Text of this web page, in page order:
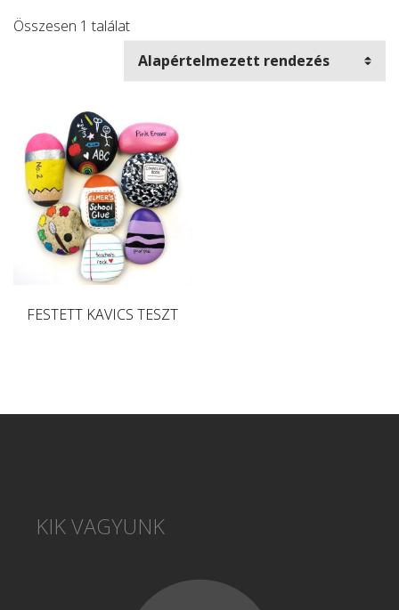
Összesen 1 találat
FESTETT KAVICS TESZT
KIK VAGYUNK